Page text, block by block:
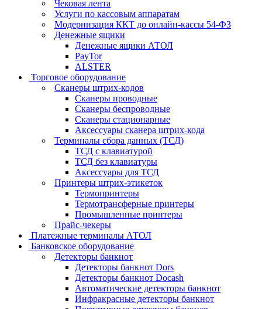
Чековая лента
Услуги по кассовым аппаратам
Модернизация ККТ до онлайн-кассы 54-ФЗ
Денежные ящики
Денежные ящики АТОЛ
PayTor
ALSTER
Торговое оборудование
Сканеры штрих-кодов
Сканеры проводные
Сканеры беспроводные
Сканеры стационарные
Аксессуары сканера штрих-кода
Терминалы сбора данных (ТСД)
ТСД с клавиатурой
ТСД без клавиатуры
Аксессуары для ТСД
Принтеры штрих-этикеток
Термопринтеры
Термотрансферные принтеры
Промышленные принтеры
Прайс-чекеры
Платежные терминалы АТОЛ
Банковское оборудование
Детекторы банкнот
Детекторы банкнот Dors
Детекторы банкнот Docash
Автоматические детекторы банкнот
Инфракрасные детекторы банкнот